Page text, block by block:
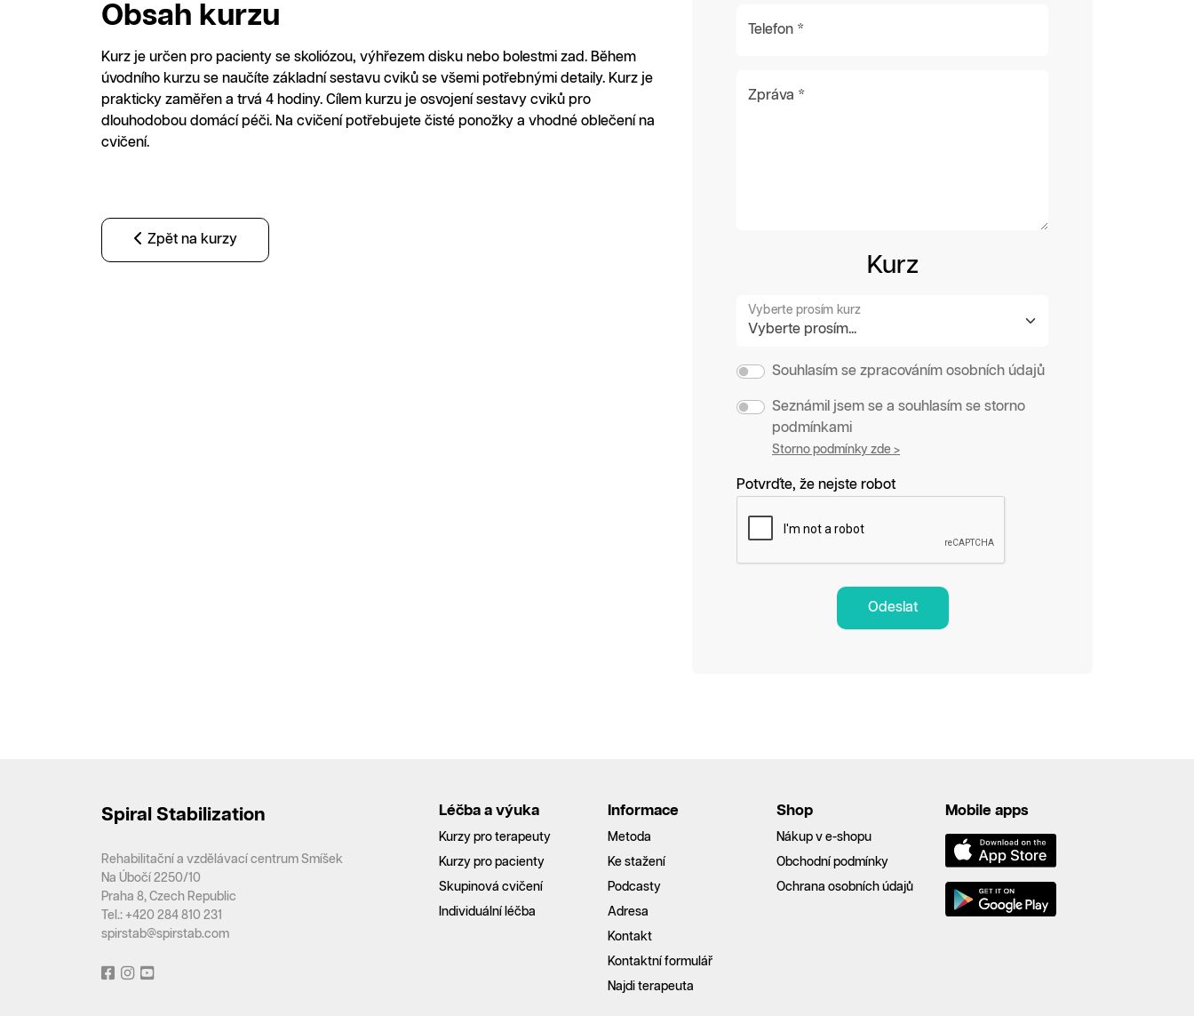
Obsah kurzu
Kurz je určen pro pacienty se skoliózou, výhřezem disku nebo bolestmi zad. Během
úvodního kurzu se naučíte základní sestavu cviků se všemi potřebnými detaily. Kurz je
prakticky zaměřen a trvá 4 hodiny. Cílem kurzu je osvojení sestavy cviků pro
dlouhodobou domácí péči. Na cvičení potřebujete čisté ponožky a vhodné oblečení na
cvičení.
Zpět na kurzy
Telefon *
Zpráva *
Kurz
Vyberte prosím kurz
Souhlasím se zpracováním osobních údajů
Seznámil jsem se a souhlasím se storno
podmínkami
Storno podmínky zde >
Potvrďte, že nejste robot
Odeslat
Spiral Stabilization
Rehabilitační a vzdělávací centrum Smíšek
Na Úbočí 2250/10
Praha 8, Czech Republic
Tel.: +420 284 810 231
spirstab@spirstab.com
Léčba a výuka
Kurzy pro terapeuty
Kurzy pro pacienty
Skupinová cvičení
Individuální léčba
Informace
Metoda
Ke stažení
Podcasty
Adresa
Kontakt
Kontaktní formulář
Najdi terapeuta
Shop
Nákup v e-shopu
Obchodní podmínky
Ochrana osobních údajů
Mobile apps